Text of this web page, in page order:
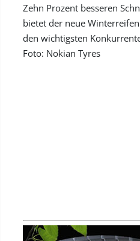
Zehn Prozent besseren
bietet der neue
den wichtigsten
Foto: Nokian Tyres